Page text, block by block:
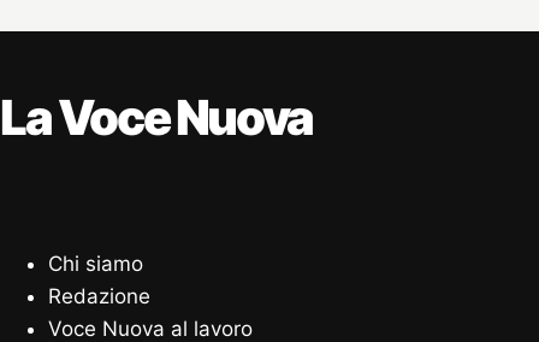
La Voce Nuova
Chi siamo
Redazione
Voce Nuova al lavoro